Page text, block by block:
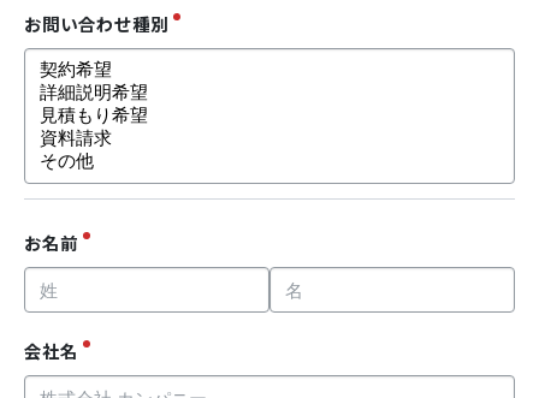
お問い合わせ種別
お名前
会社名